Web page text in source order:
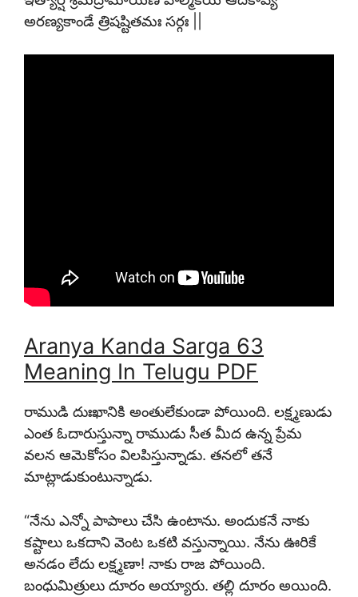
అరణ్యకాండే త్రిషష్టితమః సర్గః ||
Aranya Kanda Sarga 63
Meaning In Telugu PDF
రాముడి దుఃఖానికి అంతులేకుండా పోయింది. లక్ష్మణుడు
ఎంత ఓదారుస్తున్నా రాముడు సీత మీద ఉన్న ప్రేమ
వలన ఆమెకోసం విలపిస్తున్నాడు. తనలో తనే
మాట్లాడుకుంటున్నాడు.
“నేను ఎన్నో పాపాలు చేసి ఉంటాను. అందుకనే నాకు
కష్టాలు ఒకదాని వెంట ఒకటి వస్తున్నాయి. నేను ఊరికే
అనడం లేదు లక్ష్మణా! నాకు రాజ పోయింది.
బంధుమిత్రులు దూరం అయ్యారు. తల్లి దూరం అయింది.